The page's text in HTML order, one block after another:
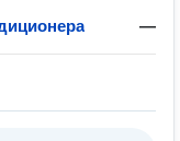
—